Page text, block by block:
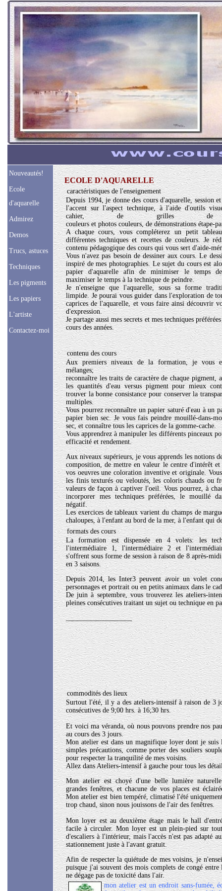
Nouveautés!
Ecole
d'aquarelle
Admirez
Demos
Trucs, astuces
Techniques
Les pigments
Les papiers
L'artiste
Contactez-moi
ECOLE D'AQUARELLE
caractéristiques de l'enseignement
Depuis 1994, je donne des cours d'aquarelle, session
l'accent sur l'aspect technique, à l'aide d'outils
cahier, de grilles de
couleurs et photos couleurs, de démonstrations étape-
A chaque cours, vous compléterez un petit
différentes techniques et recettes de couleurs. Je
contenu pédagogique des cours qui vous sert d'aide-
Vous n'avez pas besoin de dessiner aux cours. Le
inspiré de mes photographies. Le sujet du cours est
papier d'aquarelle afin de minimiser le temps
maximiser le temps à la technique de peindre.
Je n'enseigne que l'aquarelle, sous sa forme
limpide. Je pourai vous guider dans l'exploration de
caprices de l'aquarelle, et vous faire ainsi découvrir
d'expression.
Je partage aussi mes secrets et mes techniques
cours des années.
contenu des cours
Aux premiers niveaux de la formation, je vous
mélanges;
reconnaître les traits de caractère de chaque pigment,
les quantités d'eau versus pigment pour mieux
trouver la bonne consistance pour conserver la
multiples.
Vous pourrez reconnaître un papier saturé d'eau à un
papier bien sec. Je vous fais peindre mouillé-dans-
sec, et connaître tous les caprices de la gomme-cache.
Vous apprendrez à manipuler les différents pinceaux
efficacité et rendement.
Aux niveaux supérieurs, je vous apprends les notions
composition, de mettre en valeur le centre d'intérêt et
vos oeuvres une coloration inventive et originale.
les finis texturés ou veloutés, les coloris chauds ou
valeurs de façon à captiver l'oeil. Vous pourrez, à
incorporer mes techniques préférées, le mouillé
négatif.
Les exercices de tableaux varient du champs de
chaloupes, à l'enfant au bord de la mer, à l'enfant qui
formats des cours
La formation est dispensée en 4 volets: les
l'intermédiaire 1, l'intermédiaire 2 et
s'offrent sous forme de session à raison de 8 après-
en 3 saisons.
Depuis 2014, les Inter3 peuvent avoir un volet
personnages et portrait ou en petits animaux dans le
De juin à septembre, vous trouverez les ateliers-
pleines consécutives traitant un sujet ou technique en
___________________
commodités des lieux
Surtout l'été, il y a des ateliers-intensif à raison de 3
consécutives de 9;00 hrs. à 16;30 hrs.
Et voici ma véranda, où nous pouvons prendre nos
au cours des 3 jours.
Mon atelier est dans un magnifique loyer dont je suis
simples précautions, comme porter des souliers
pour respecter la tranquilité de mes voisins.
Allez dans Ateliers-intensif à gauche pour tous les
Mon atelier est choyé d'une belle lumière
grandes fenêtres, et chacune de vos places est
Mon atelier est bien tempéré, climatisé l'été
trop chaud, sinon nous jouissons de l'air des fenêtres.
Mon loyer est au deuxième étage mais le hall
facile à circuler. Mon loyer est un plein-pied sur
d'escaliers à l'intérieur, mais l'accès n'est pas adapté
stationnement juste à l'avant gratuit.
Afin de respecter la quiétude de mes voisins, je
puisque j'ai souvent des mois complets de congé
ne dégage pas de toxicité dans l'air.
mon atelier est un endroit sans-fumée,